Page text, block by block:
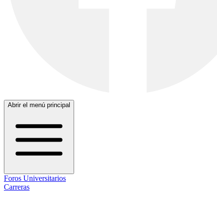
Abrir el menú principal
Foros Universitarios
Carreras